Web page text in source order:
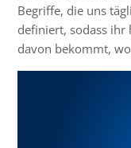
Begriffe, die uns
definiert, sodass ihr
davon bekommt,